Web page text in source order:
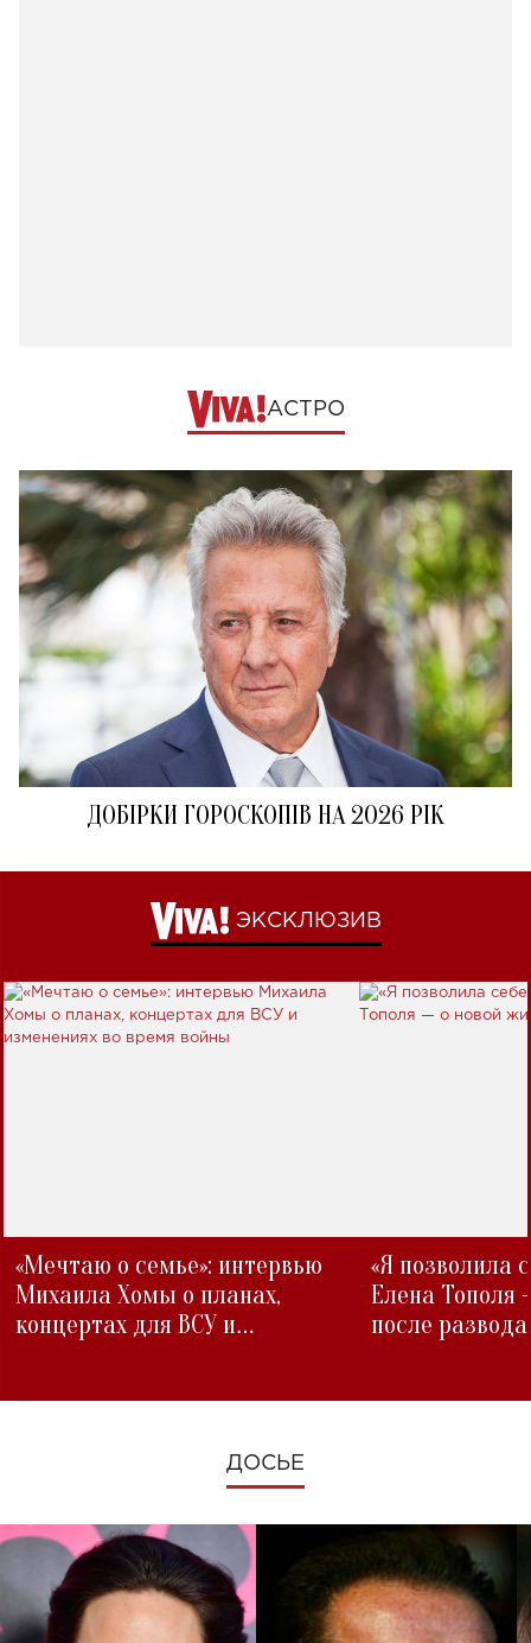
АСТРО
ДОБІРКИ ГОРОСКОПІВ НА 2026 РІК
ЭКСКЛЮЗИВ
«Мечтаю о семье»: интервью
Михаила Хомы о планах,
концертах для ВСУ и
«Я позволила
Елена Тополя
после развода
ДОСЬЕ